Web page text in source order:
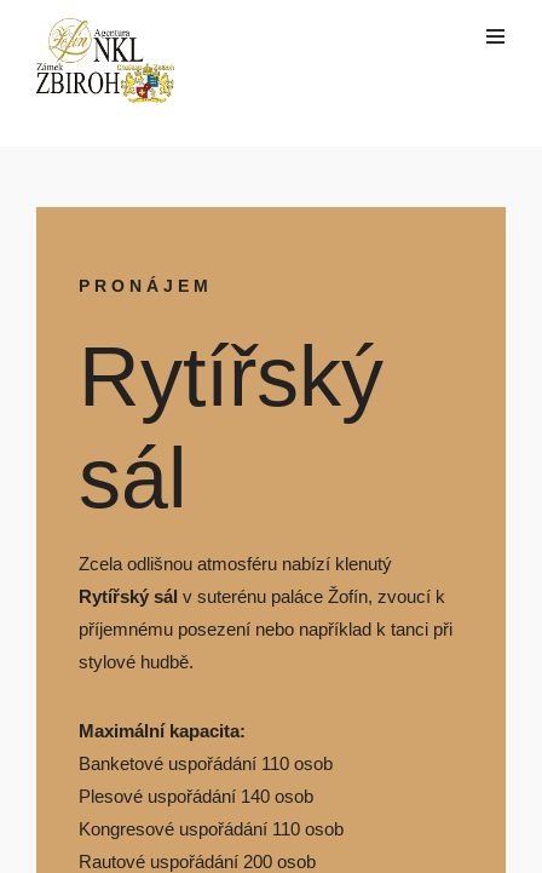
PRONÁJEM
Rytířský
sál
Zcela odlišnou atmosféru nabízí klenutý
Rytířský sál v suterénu paláce Žofín, zvoucí k
příjemnému posezení nebo například k tanci při
stylové hudbě.
Maximální kapacita:
Banketové uspořádání 110 osob
Plesové uspořádání 140 osob
Kongresové uspořádání 110 osob
Rautové uspořádání 200 osob